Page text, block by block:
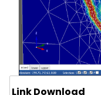
Link Download